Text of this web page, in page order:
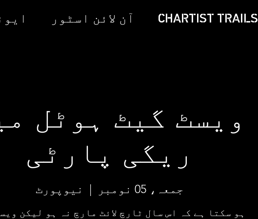
آن لائن اسٹور CHARTIST TRAILS
ویسٹ گیٹ ہوٹل
ریگی پارٹی
جمعہ، 05 نومبر
  |
نیوپورٹ
ہو سکتا ہے کہ اس سال ٹارچ لائٹ مارچ نہ ہو لیکن